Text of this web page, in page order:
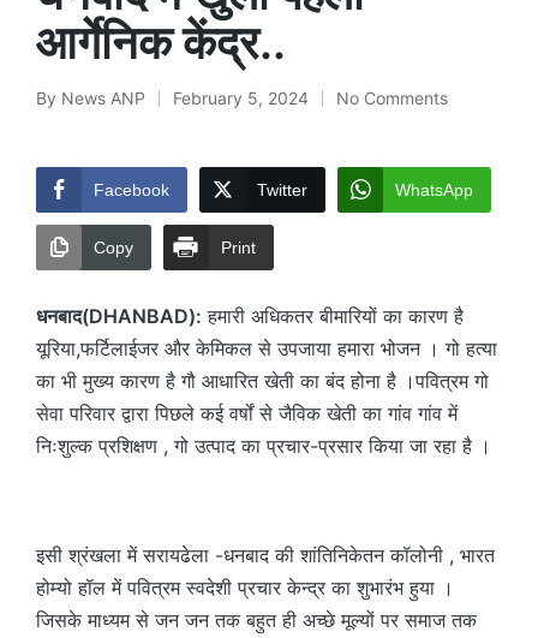
आर्गेनिक केंद्र..
Posted
By News ANP February 5, 2024 No Comments
Facebook Twitter WhatsApp
Copy Print
धनबाद(DHANBAD): हमारी अधिकतर बीमारियों का कारण है
यूरिया,फर्टिलाईजर और केमिकल से उपजाया हमारा भोजन । गो हत्या
का भी मुख्य कारण है गौ आधारित खेती का बंद होना है ।पवित्रम गो
सेवा परिवार द्वारा पिछले कई वर्षों से जैविक खेती का गांव गांव में
निःशुल्क प्रशिक्षण , गो उत्पाद का प्रचार-प्रसार किया जा रहा है ।
इसी श्रंखला में सरायढेला -धनबाद की शांतिनिकेतन कॉलोनी , भारत
होम्यो हॉल में पवित्रम स्वदेशी प्रचार केन्द्र का शुभारंभ हुया ।
जिसके माध्यम से जन जन तक बहुत ही अच्छे मूल्यों पर समाज तक